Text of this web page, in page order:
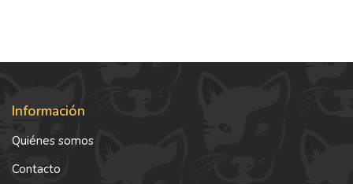
Información
Quiénes somos
Contacto